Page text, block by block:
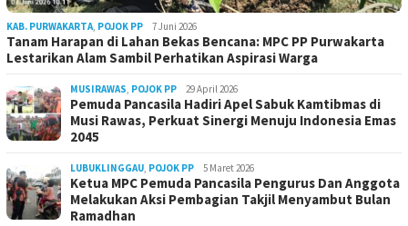
KAB. PURWAKARTA POJOK PP 7 Juni 2026
Tanam Harapan di Lahan Bekas Bencana: MPC PP Purwakarta
Lestarikan Alam Sambil Perhatikan Aspirasi Warga
MUSIRAWAS POJOK PP 29 April 2026
Pemuda Pancasila Hadiri Apel Sabuk Kamtibmas di
Musi Rawas, Perkuat Sinergi Menuju Indonesia Emas
2045
LUBUKLINGGAU POJOK PP 5 Maret 2026
Ketua MPC Pemuda Pancasila Pengurus Dan Anggota
Melakukan Aksi Pembagian Takjil Menyambut Bulan
Ramadhan